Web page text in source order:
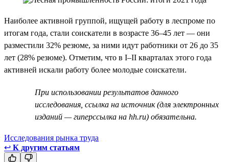
Наиболее активной группой, ищущей работу в леспроме по
итогам года, стали соискатели в возрасте 36–45 лет — они
разместили 32% резюме, за ними идут работники от 26 до 35
лет (28% резюме). Отметим, что в I–II кварталах этого года
активней искали работу более молодые соискатели.
При использовании результатов данного
исследования, ссылка на источник (для электронных
изданий — гиперссылка на hh.ru) обязательна.
Исследования рынка труда
↩ К другим статьям